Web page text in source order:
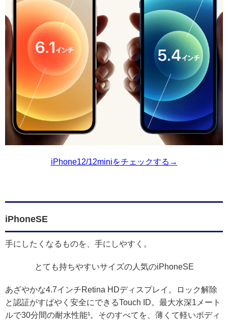
iPhone12/12miniをチェックする→
iPhoneSE
手にしたくなるものを、手にしやすく。
とても持ちやすいサイズの人気のiPhoneSE
あざやかな4.7インチRetina HDディスプレイ。ロック解除
と認証がすばやく安全にできるTouch ID。最大水深1メート
ルで30分間の耐水性能¹。そのすべてを、薄くて軽いボディ